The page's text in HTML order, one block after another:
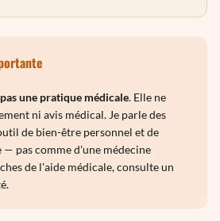
pas une pratique médicale. Elle ne
ni avis médical. Je parle des
de bien-être personnel et de
pas comme d'une médecine
de l'aide médicale, consulte un